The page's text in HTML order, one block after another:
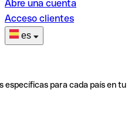
Abre una cuenta
Acceso clientes
es
específicas para cada país en tu